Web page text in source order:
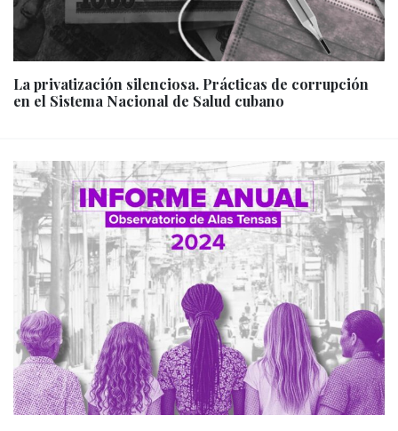
La privatización silenciosa. Prácticas de corrupción
en el Sistema Nacional de Salud cubano